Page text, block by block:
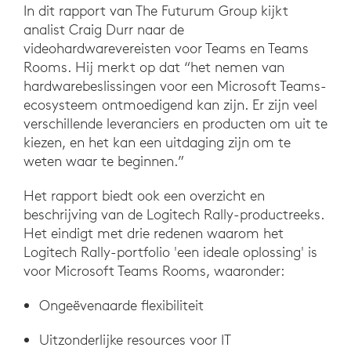
In dit rapport van The Futurum Group kijkt
analist Craig Durr naar de
videohardwarevereisten voor Teams en Teams
Rooms. Hij merkt op dat “het nemen van
hardwarebeslissingen voor een Microsoft Teams-
ecosysteem ontmoedigend kan zijn. Er zijn veel
verschillende leveranciers en producten om uit te
kiezen, en het kan een uitdaging zijn om te
weten waar te beginnen.”
Het rapport biedt ook een overzicht en
beschrijving van de Logitech Rally-productreeks.
Het eindigt met drie redenen waarom het
Logitech Rally-portfolio 'een ideale oplossing' is
voor Microsoft Teams Rooms, waaronder:
Ongeëvenaarde flexibiliteit
Uitzonderlijke resources voor IT